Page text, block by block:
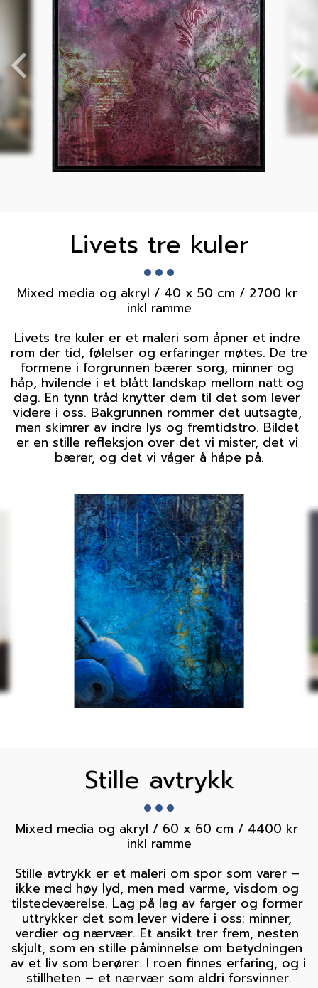
Livets tre kuler
Mixed media og akryl / 40 x 50 cm / 2700 kr
inkl ramme
Livets tre kuler er et maleri som åpner et indre
rom der tid, følelser og erfaringer møtes. De tre
formene i forgrunnen bærer sorg, minner og
håp, hvilende i et blått landskap mellom natt og
dag. En tynn tråd knytter dem til det som lever
videre i oss. Bakgrunnen rommer det uutsagte,
men skimrer av indre lys og fremtidstro. Bildet
er en stille refleksjon over det vi mister, det vi
bærer, og det vi våger å håpe på.
Stille avtrykk
Mixed media og akryl / 60 x 60 cm / 4400 kr
inkl ramme
Stille avtrykk er et maleri om spor som varer –
ikke med høy lyd, men med varme, visdom og
tilstedeværelse. Lag på lag av farger og former
uttrykker det som lever videre i oss: minner,
verdier og nærvær. Et ansikt trer frem, nesten
skjult, som en stille påminnelse om betydningen
av et liv som berører. I roen finnes erfaring, og i
stillheten – et nærvær som aldri forsvinner.